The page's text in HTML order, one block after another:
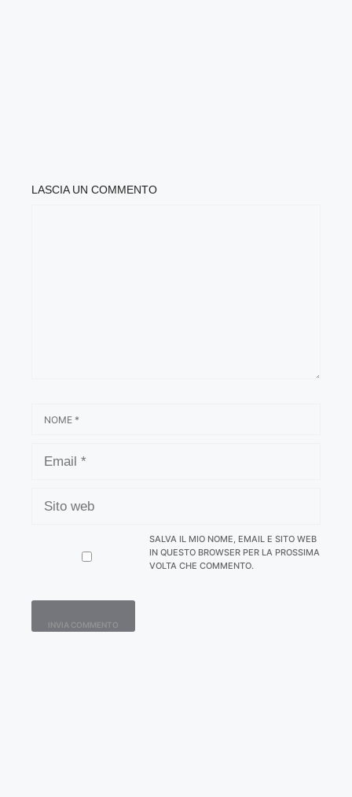
LASCIA UN COMMENTO
WEB
SALVA IL MIO NOME, EMAIL E SITO WEB
IN QUESTO BROWSER PER LA PROSSIMA
VOLTA CHE COMMENTO.